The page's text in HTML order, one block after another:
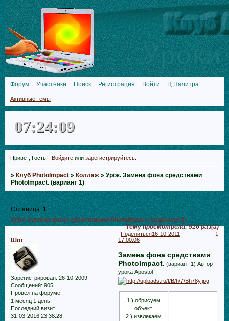
Форум Участники Поиск Регистрация Войти Ц.Палитра
Активные темы
07:24:09
Привет, Гость! Войдите илизарегистрируйтесь
»Клуб PhotoImpact »Коллаж »Урок. Замена фона средствами
PhotoImpact. (вариант 1)
Урок. Замена фона средствами PhotoImpact. (вариант 1)
Тему просмотрели:516раз(а)
Страница:1
Поделиться 1
16-10-2011
17:00:06
Шот
Зарегистрирован: 26-10-2009
Сообщений: 905
Провел на форуме:
1 месяц 1 день
Последний визит:
31-03-2016 23:38:28
Замена фона средствами
PhotoImpact. (вариант 1) Автор
урока Apostol
1 ) обрисуем
объект
2 ) извлекаем